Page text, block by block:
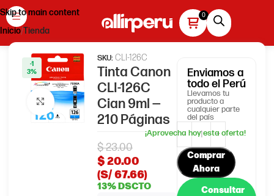
Skip to main content
Inicio Tienda
-1
3%
Haga clic para ampliar
SKU:CLI-126C
Tinta Canon
CLI-126C
Cian 9ml —
210 Páginas
$23.00
$20.00
(S/ 67.66)
13% DSCTO
Enviamos a
todo el Perú
Llevamos tu
producto a
cualquier parte
del país
Comprar
Ahora
Consultar